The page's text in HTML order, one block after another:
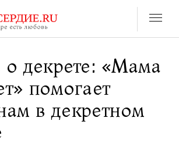
декрете: «Мама
помогает
в декретном